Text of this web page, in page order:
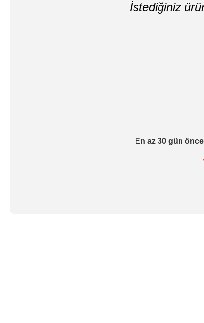
İstediğiniz
En az 30 gün